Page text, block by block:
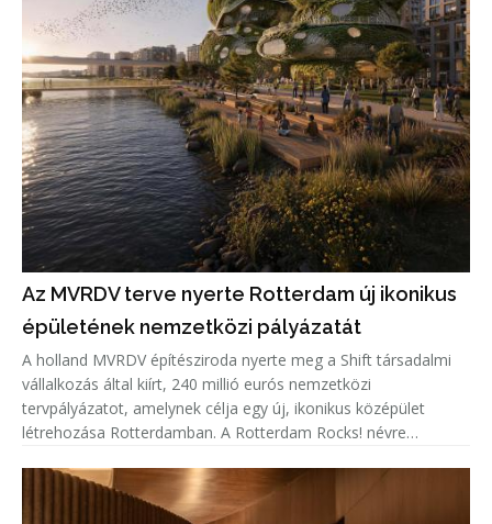
Az MVRDV terve nyerte Rotterdam új ikonikus
épületének nemzetközi pályázatát
A holland MVRDV építésziroda nyerte meg a Shift társadalmi
vállalkozás által kiírt, 240 millió eurós nemzetközi
tervpályázatot, amelynek célja egy új, ikonikus középület
létrehozása Rotterdamban. A Rotterdam Rocks! névre
jelenik meg a Maas f